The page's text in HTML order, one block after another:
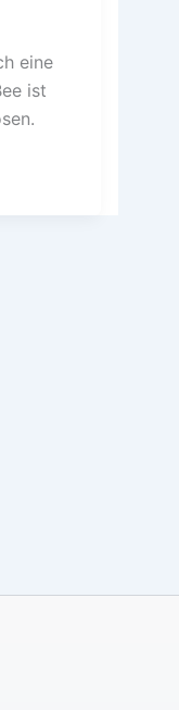
eine
ist